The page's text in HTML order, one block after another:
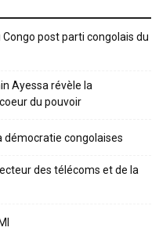
post parti congolais du
Ayessa révèle la
du pouvoir
démocratie congolaises
des télécoms et de la